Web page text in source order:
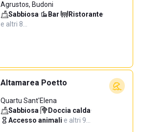
Agrustos, Budoni
Sabbiosa· Bar· Ristorante·
e altri 8…
Altamarea Poetto
Quartu Sant'Elena
Sabbiosa· Doccia calda·
Accesso animali·e altri 9…